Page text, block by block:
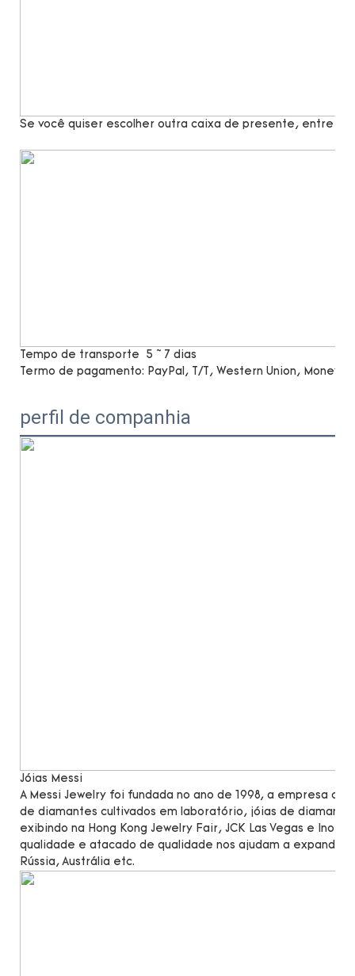
Se você quiser escolher outra caixa de presente, entre
Tempo de transporte
5 ~ 7 dias
Termo de pagamento: PayPal, T/T, Western Union,
perfil de companhia
Jóias Messi
A Messi Jewelry foi fundada no ano de 1998, a empresa
de diamantes cultivados em laboratório, jóias de
exibindo na Hong Kong Jewelry Fair, JCK Las Vegas e
qualidade e atacado de qualidade nos ajudam a expandir
Rússia, Austrália etc.